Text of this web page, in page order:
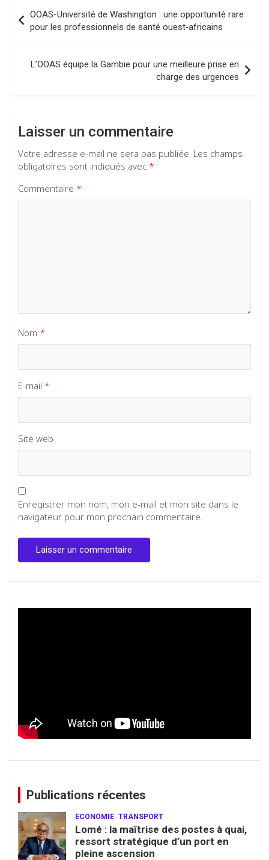
o
k
p
p
m
de
l’article
OOAS-Université de Washington : une opportunité rare
pour les professionnels de santé ouest‑africains
L’OOAS équipe la Gambie pour une meilleure prise en
charge des urgences
Laisser un commentaire
Votre adresse e-mail ne sera pas publiée. Les champs
obligatoires sont indiqués avec *
Commentaire *
Nom *
E-mail *
Site web
Enregistrer mon nom, mon e-mail et mon site dans le
navigateur pour mon prochain commentaire.
Publications récentes
ECONOMIE TRANSPORT
Lomé : la maîtrise des postes à quai,
ressort stratégique d’un port en
pleine ascension